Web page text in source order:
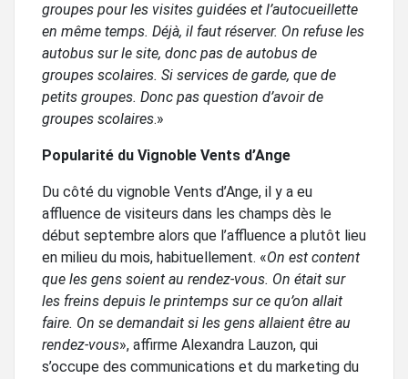
groupes pour les visites guidées et l’autocueillette
en même temps. Déjà, il faut réserver. On refuse les
autobus sur le site, donc pas de autobus de
groupes scolaires. Si services de garde, que de
petits groupes. Donc pas question d’avoir de
groupes scolaires.»
Popularité du Vignoble Vents d’Ange
Du côté du vignoble Vents d’Ange, il y a eu
affluence de visiteurs dans les champs dès le
début septembre alors que l’affluence a plutôt lieu
en milieu du mois, habituellement. «On est content
que les gens soient au rendez-vous. On était sur
les freins depuis le printemps sur ce qu’on allait
faire. On se demandait si les gens allaient être au
rendez-vous», affirme Alexandra Lauzon, qui
s’occupe des communications et du marketing du